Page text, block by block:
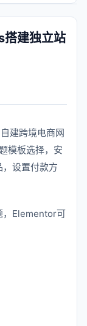
建独立站
建跨境电商网
模板选择，安
设置付款方
，Elementor可